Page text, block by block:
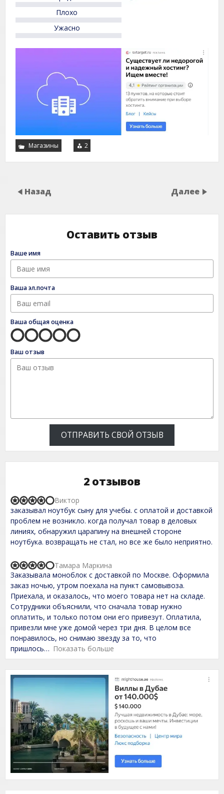
Плохо
Ужасно
Магазины 2
Назад Далее
Оставить отзыв
Ваше имя
Ваша эл.почта
Ваша общая оценка
Ваш отзыв
ОТПРАВИТЬ СВОЙ ОТЗЫВ
2 отзывов
R
a
t
d
4
0
o
u
t
f
5
заказывал ноутбук сыну для учебы. с оплатой и доставкой
проблем не возникло. когда получал товар в деловых
линиях, обнаружил царапину на внешней стороне
ноутбука. возвращать не стал, но все же было неприятно.
Виктор
R
a
t
e
d
4
,
0
o
u
t
o
5
Заказывала моноблок с доставкой по Москве. Оформила
заказ ночью, утром поехала на пункт самовывоза.
Приехала, и оказалось, что моего товара нет на складе.
Сотрудники объяснили, что сначала товар нужно
оплатить, и только потом они его привезут. Оплатила,
привезли мне уже домой через три дня. В целом все
понравилось, но снимаю звезду за то, что
пришлось
Показать больше
Тамара Маркина